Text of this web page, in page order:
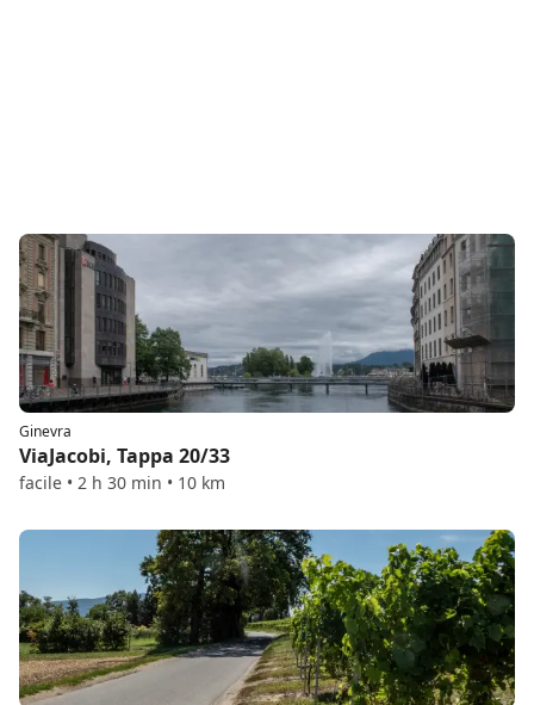
Ginevra
ViaJacobi, Tappa 20/33
facile • 2 h 30 min • 10 km